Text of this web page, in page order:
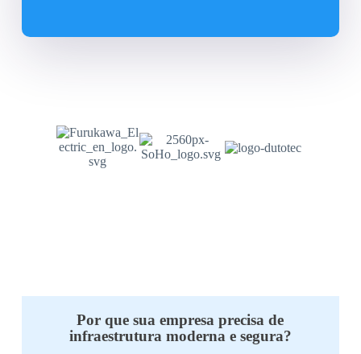
Por que sua empresa precisa de
infraestrutura moderna e segura?